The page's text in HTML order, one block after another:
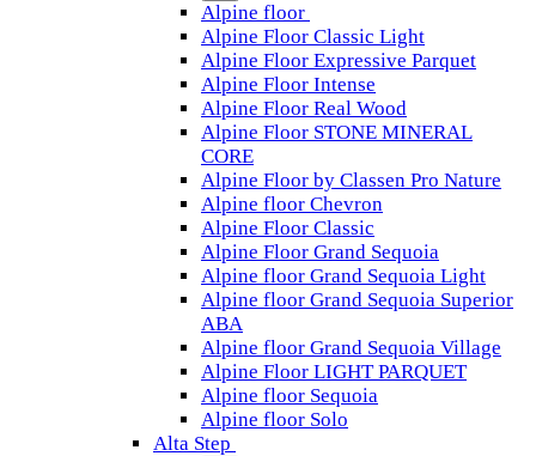
Alpine floor
Alpine Floor Classic Light
Alpine Floor Expressive Parquet
Alpine Floor Intense
Alpine Floor Real Wood
Alpine Floor STONE MINERAL
CORE
Alpine Floor by Classen Pro Nature
Alpine floor Chevron
Alpine Floor Classic
Alpine Floor Grand Sequoia
Alpine floor Grand Sequoia Light
Alpine floor Grand Sequoia Superior
ABA
Alpine floor Grand Sequoia Village
Alpine Floor LIGHT PARQUET
Alpine floor Sequoia
Alpine floor Solo
Alta Step